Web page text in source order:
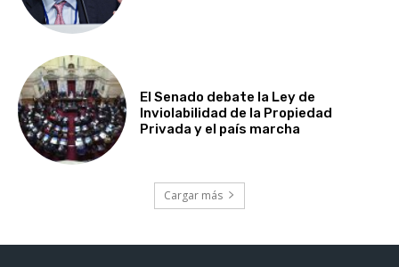
El Senado debate la Ley de
Inviolabilidad de la Propiedad
Privada y el país marcha
Cargar más